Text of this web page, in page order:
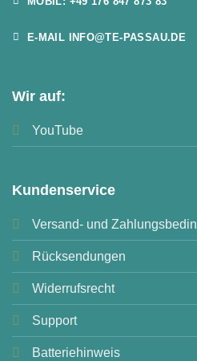
E-MAIL INFO@TE-PASSAU.DE
Wir auf:
YouTube
Kundenservice
Versand- und
Rücksendungen
Widerrufsrecht
Support
Batteriehinweis